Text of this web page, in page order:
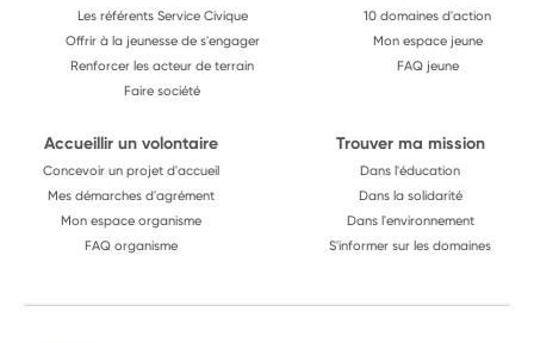
Les référents Service Civique
Offrir à la jeunesse de s'engager
Renforcer les acteur de terrain
Faire société
10 domaines d'action
Mon espace jeune
FAQ jeune
Accueillir un volontaire
Concevoir un projet d'accueil
Mes démarches d'agrément
Mon espace organisme
FAQ organisme
Trouver ma mission
Dans l'éducation
Dans la solidarité
Dans l'environnement
S'informer sur les domaines